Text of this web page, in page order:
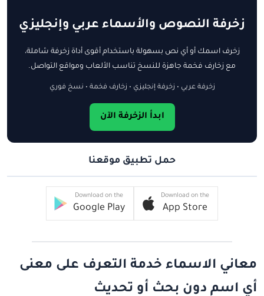
زخرفة النصوص والأسماء عربي وإنجليزي
زخرف اسمك أو أي نص بسهولة باستخدام أقوى أداة زخرفة شاملة،
مع زخارف فخمة جاهزة للنسخ تناسب الألعاب ومواقع التواصل.
زخرفة عربي • زخرفة إنجليزي • زخارف فخمة • نسخ فوري
ابدأ الزخرفة الآن
حمل تطبيق موقعنا
Download on the
App Store
Download on the
Google Play
معاني الاسماء خدمة التعرف على معنى
أي اسم دون بحث أو تحديث